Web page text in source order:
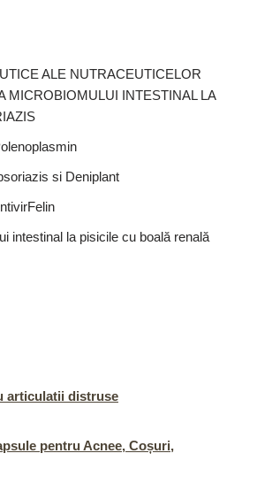
ALE NUTRACEUTICELOR
MICROBIOMULUI INTESTINAL LA
si Deniplant
intestinal la pisicile cu boală renală
articulatii distruse
pentru Acnee, Coșuri,